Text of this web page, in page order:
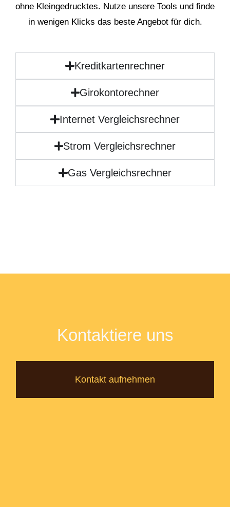
ohne Kleingedrucktes. Nutze unsere Tools und finde
in wenigen Klicks das beste Angebot für dich.
Kreditkartenrechner
Girokontorechner
Internet Vergleichsrechner
Strom Vergleichsrechner
Gas Vergleichsrechner
Kontaktiere uns
Kontakt aufnehmen